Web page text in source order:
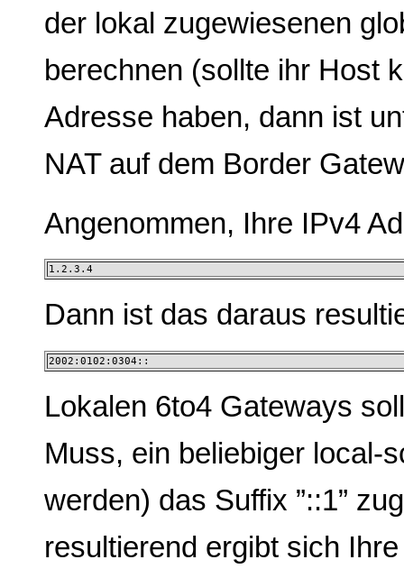
der lokal zugewiesenen
berechnen (sollte ihr Host
Adresse haben, dann ist
NAT auf dem Border
Angenommen, Ihre IPv4
1.2.3.4
Dann ist das daraus
2002:0102:0304::
Lokalen 6to4 Gateways
Muss, ein beliebiger local-
werden) das Suffix ”::1”
resultierend ergibt sich